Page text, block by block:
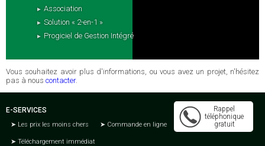
Association
Solution « 2-en-1 »
Progiciel de Gestion Intégré
Vous souhaitez avoir plus d'informations, ou vous avez un projet, n'hésitez
pas à nous contacter.
Rappel
téléphonique
gratuit
E-SERVICES
Les prix les moins chers Commande en ligne
Téléchargement immédiat